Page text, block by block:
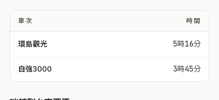
車次 時間
環島觀光 5時16分
自強3000 3時45分